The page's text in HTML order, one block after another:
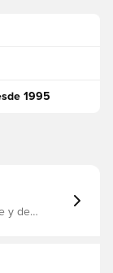
1995
y de